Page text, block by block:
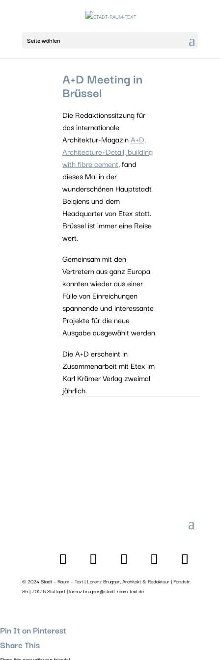
Seite wählen
A+D Meeting in
Brüssel
Die Redaktionssitzung für
das internationale
Architektur-MagazinA+D,
Architecture+Detail, building
with fibre cement, fand
dieses Mal in der
wunderschönen Hauptstadt
Belgiens und dem
Headquarter von Etex statt.
Brüssel ist immer eine Reise
wert.
Gemeinsam mit den
Vertretern aus ganz Europa
konnten wieder aus einer
Fülle von Einreichungen
spannende und interessante
Projekte für die neue
Ausgabe ausgewählt werden.
Die A+D erscheint in
Zusammenarbeit mit Etex im
Karl Krämer Verlag zweimal
jährlich.
© 2024 Stadt – Raum – Text | Lorenz Brugger, Architekt & Redakteur | Forststr.
85 | 70176 Stuttgart | lorenz.brugger@stadt-raum-text.de
Pin It on Pinterest
Share This